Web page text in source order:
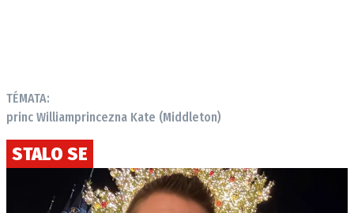
TÉMATA:
princ Williamprincezna Kate (Middleton)
STALO SE